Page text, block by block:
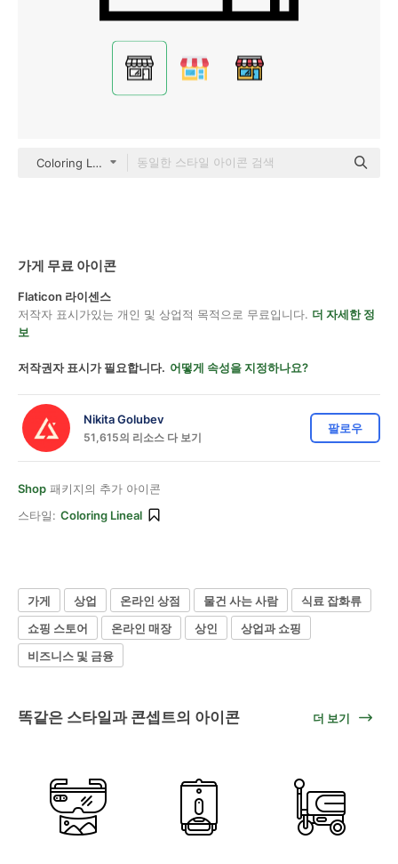
Coloring Lineal
가게 무료 아이콘
Flaticon 라이센스
저작자 표시가있는 개인 및 상업적 목적으로 무료입니다. 더 자세한 정
보
저작권자 표시가 필요합니다. 어떻게 속성을 지정하나요?
Nikita Golubev
51,615의 리소스 다 보기
팔로우
Shop 패키지의 추가 아이콘
스타일: Coloring Lineal
가게 상업 온라인 상점 물건 사는 사람
식료 잡화류
쇼핑 스토어
온라인 매장 상인
상업과 쇼핑
비즈니스 및 금융
똑같은 스타일과 콘셉트의 아이콘 더 보기